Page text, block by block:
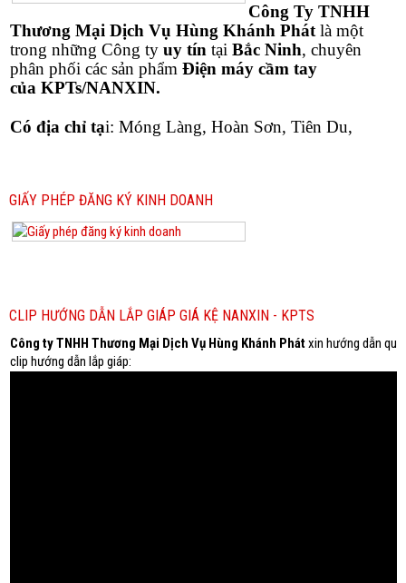
Công Ty TNHH
Thương Mại Dịch Vụ Hùng Khánh Phátlà một
trong những Công ty uy tín tại Bắc Ninh, chuyên
phân phối các sản phẩm Điện máy cầm tay
của KPTs/NANXIN.
Có địa chỉ tại: Móng Làng, Hoàn Sơn, Tiên Du,
GIẤY PHÉP ĐĂNG KÝ KINH DOANH
CLIP HƯỚNG DẪN LẮP GIÁP GIÁ KỆ NANXIN - KPTS
Công ty TNHH Thương Mại Dịch Vụ Hùng Khánh Phátxin hướng dẫn
clip hướng dẫn lắp giáp: